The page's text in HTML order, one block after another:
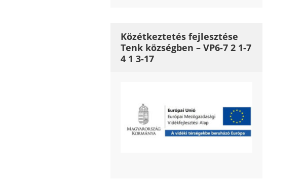
Közétkeztetés fejlesztése
Tenk községben – VP6-7 2 1-7
4 1 3-17